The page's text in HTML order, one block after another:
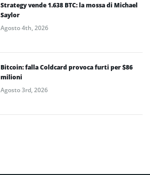
Strategy vende 1.638 BTC: la mossa di Michael
Saylor
Agosto 4th, 2026
Bitcoin: falla Coldcard provoca furti per $86
milioni
Agosto 3rd, 2026